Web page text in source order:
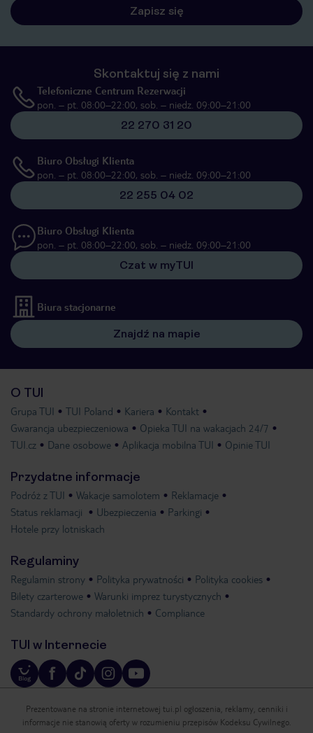
Zapisz się
Skontaktuj się z nami
Telefoniczne Centrum Rezerwacji
pon. – pt. 08:00–22:00, sob. – niedz. 09:00–21:00
22 270 31 20
Biuro Obsługi Klienta
pon. – pt. 08:00–22:00, sob. – niedz. 09:00–21:00
22 255 04 02
Biuro Obsługi Klienta
pon. – pt. 08:00–22:00, sob. – niedz. 09:00–21:00
Czat w myTUI
Biura stacjonarne
Znajdź na mapie
O TUI
Grupa TUI TUI Poland Kariera
Kontakt
Gwarancja ubezpieczeniowa
Opieka TUI na wakacjach 24/7
TUI.cz
Dane osobowe Aplikacja mobilna TUI Opinie TUI
Przydatne informacje
Podróż z TUI Wakacje samolotem
Reklamacje
Status reklamacji
Ubezpieczenia
Parkingi
Hotele przy lotniskach
Regulaminy
Regulamin strony Polityka prywatności
Polityka cookies
Bilety czarterowe
Warunki imprez turystycznych
Standardy ochrony małoletnich
Compliance
TUI w Internecie
Prezentowane na stronie internetowej tui.pl ogłoszenia, reklamy, cenniki i
informacje nie stanowią oferty w rozumieniu przepisów Kodeksu Cywilnego.